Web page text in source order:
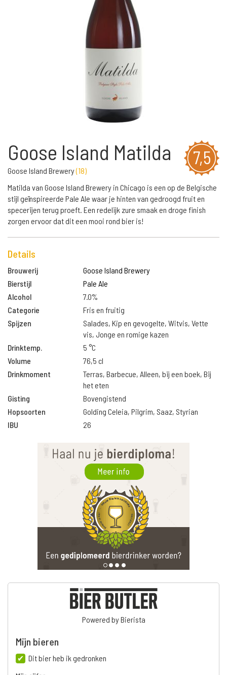
7,5
Goose Island Matilda
Goose Island Brewery(18)
Matilda van Goose Island Brewery in Chicago is een op de Belgische
stijl geïnspireerde Pale Ale waar je hinten van gedroogd fruit en
specerijen terug proeft. Een redelijk zure smaak en droge finish
zorgen ervoor dat dit een mooi rond bier is!
Details
Brouwerij
Goose Island Brewery
Bierstijl
Pale Ale
Alcohol
7.0%
Categorie
Fris en fruitig
Spijzen
Salades, Kip en gevogelte, Witvis, Vette
vis, Jonge en romige kazen
Drinktemp.
5 °C
Volume
76,5 cl
Drinkmoment
Terras, Barbecue, Alleen, bij een boek, Bij
het eten
Gisting
Bovengistend
Hopsoorten
Golding Celeia, Pilgrim, Saaz, Styrian
IBU
26
Powered by Bierista
Mijn bieren
Dit bier heb ik gedronken